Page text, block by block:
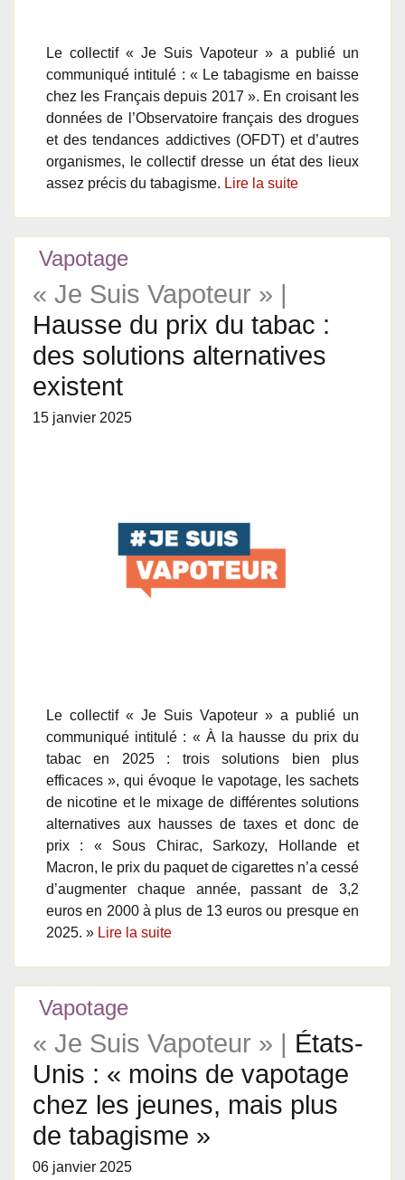
Le collectif « Je Suis Vapoteur » a publié un
communiqué intitulé : « Le tabagisme en baisse
chez les Français depuis 2017 ». En croisant les
données de l’Observatoire français des drogues
et des tendances addictives (OFDT) et d’autres
organismes, le collectif dresse un état des lieux
assez précis du tabagisme. Lire la suite
Vapotage
« Je Suis Vapoteur » |
Hausse du prix du tabac :
des solutions alternatives
existent
15 janvier 2025
Le collectif « Je Suis Vapoteur » a publié un
communiqué intitulé : « À la hausse du prix du
tabac en 2025 : trois solutions bien plus
efficaces », qui évoque le vapotage, les sachets
de nicotine et le mixage de différentes solutions
alternatives aux hausses de taxes et donc de
prix : « Sous Chirac, Sarkozy, Hollande et
Macron, le prix du paquet de cigarettes n’a cessé
d’augmenter chaque année, passant de 3,2
euros en 2000 à plus de 13 euros ou presque en
2025. » Lire la suite
Vapotage
« Je Suis Vapoteur » | États-
Unis : « moins de vapotage
chez les jeunes, mais plus
de tabagisme »
06 janvier 2025